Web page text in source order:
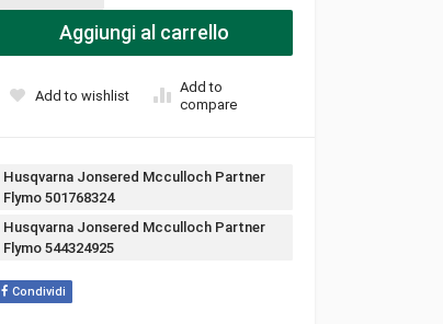
Aggiungi al carrello
Add to wishlist
Add to
compare
Tags:
Husqvarna Jonsered Mcculloch Partner
Flymo 501768324
Husqvarna Jonsered Mcculloch Partner
Flymo 544324925
Condividi